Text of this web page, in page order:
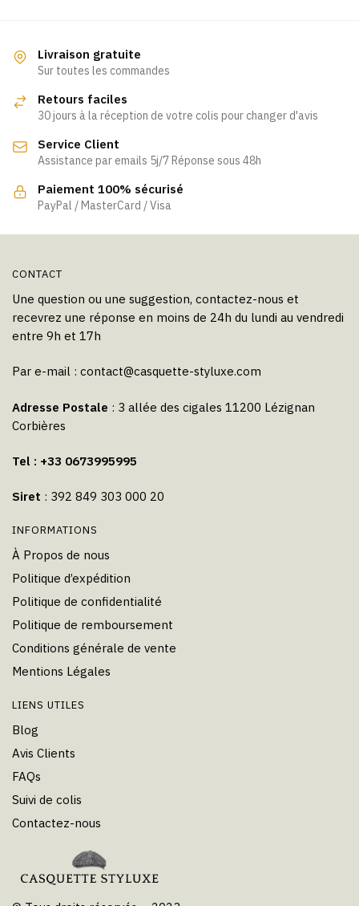
variations.
Les
peuvent
choisies
sur
la
page
être
Livraison gratuite
Sur toutes les commandes
Retours faciles
30 jours à la réception de votre colis pour changer d'avis
Service Client
Assistance par emails 5j/7 Réponse sous 48h
Paiement 100% sécurisé
PayPal / MasterCard / Visa
CONTACT
Une question ou une suggestion, contactez-nous et
recevrez une réponse en moins de 24h du lundi au vendredi
entre 9h et 17h
Par e-mail : contact@casquette-styluxe.com
Adresse Postale : 3 allée des cigales 11200 Lézignan
Corbières
Tel : +33 0673995995
Siret : 392 849 303 000 20
INFORMATIONS
À Propos de nous
Politique d’expédition
Politique de confidentialité
Politique de remboursement
Conditions générale de vente
Mentions Légales
LIENS UTILES
Blog
Avis Clients
FAQs
Suivi de colis
Contactez-nous